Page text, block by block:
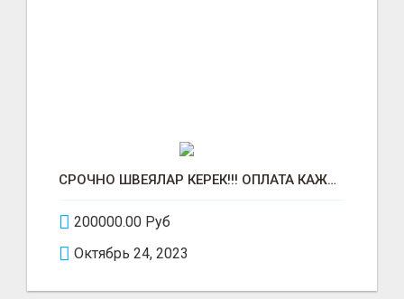
СРОЧНО ШВЕЯЛАР КЕРЕК!!! ОПЛАТА КАЖДЫЙ ДЕНЬ!
200000.00 Руб
Октябрь 24, 2023